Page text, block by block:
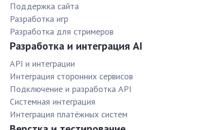
Поддержка сайта
Разработка игр
Разработка для стримеров
Разработка и интеграция AI
API и интеграции
Интеграция сторонних сервисов
Подключение и разработка API
Системная интеграция
Интеграция платёжных систем